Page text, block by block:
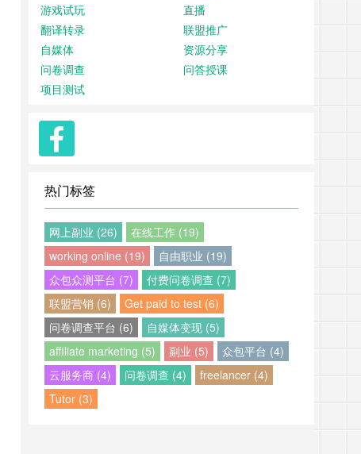
游戏试玩
直播
翻译转录
联盟推广
自媒体
资源分享
问卷调查
问答授课
项目测试
热门标签
网上副业 (26)
在线工作 (19)
working online (19)
自由职业 (19)
众包众测平台 (7)
付费问卷调查 (7)
联盟营销 (6)
Get paid to test (6)
问卷调查平台 (6)
自媒体变现 (5)
affiliate marketing (5)
副业 (5)
众包平台 (4)
云服务商 (4)
问卷调查 (4)
freelancer (4)
Tutor (3)